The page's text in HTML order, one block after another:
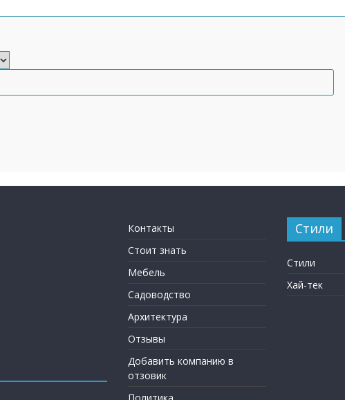
Контакты
Стоит знать
Мебель
Садоводство
Архитектура
Отзывы
Добавить компанию в
отзовик
Стили
Стили
Хай-тек